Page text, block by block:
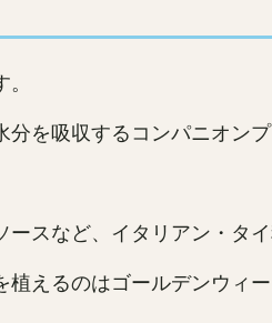
を吸収するコンパニオン
スなど、イタリアン・タ
えるのはゴールデンウィー